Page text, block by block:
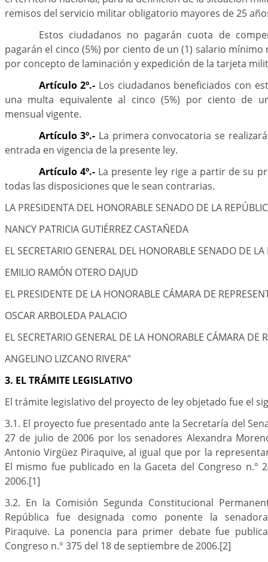
remisos del servicio militar obligatorio mayores de 25
Estos ciudadanos no pagarán cuota de
pagarán el cinco (5%) por ciento de un (1) salario mínimo
por concepto de laminación y expedición de la tarjeta
Artículo 2º.- Los ciudadanos beneficiados con
una multa equivalente al cinco (5%) por ciento de
mensual vigente.
Artículo 3º.- La primera convocatoria se
entrada en vigencia de la presente ley.
Artículo 4º.- La presente ley rige a partir de su
todas las disposiciones que le sean contrarias.
LA PRESIDENTA DEL HONORABLE SENADO DE LA
NANCY PATRICIA GUTIÉRREZ CASTAÑEDA
EL SECRETARIO GENERAL DEL HONORABLE SENADO DE LA
EMILIO RAMÓN OTERO DAJUD
EL PRESIDENTE DE LA HONORABLE CÁMARA DE
OSCAR ARBOLEDA PALACIO
EL SECRETARIO GENERAL DE LA HONORABLE CÁMARA DE
ANGELINO LIZCANO RIVERA”
3. EL TRÁMITE LEGISLATIVO
El trámite legislativo del proyecto de ley objetado fue el
3.1. El proyecto fue presentado ante la Secretaría del
27 de julio de 2006 por los senadores Alexandra
Antonio Virgüez Piraquive, al igual que por la
El mismo fue publicado en la Gaceta del Congreso n.°
2006.[1]
3.2. En la Comisión Segunda Constitucional
República fue designada como ponente la
Piraquive. La ponencia para primer debate fue
Congreso n.° 375 del 18 de septiembre de 2006.[2]